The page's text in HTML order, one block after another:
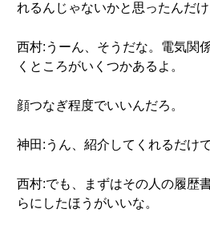
れるんじゃないかと思ったんだ
西村:うーん、そうだな。電気関
くところがいくつかあるよ。
顔つなぎ程度でいいんだろ。
神田:うん、紹介してくれるだけ
西村:でも、まずはその人の履歴
らにしたほうがいいな。